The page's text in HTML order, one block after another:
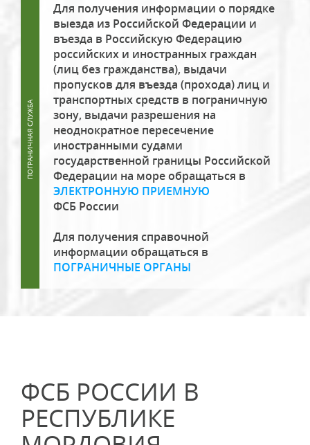
Для получения информации о порядке
выезда из Российской Федерации и
въезда в Российскую Федерацию
российских и иностранных граждан
(лиц без гражданства), выдачи
пропусков для въезда (прохода) лиц и
транспортных средств в пограничную
зону, выдачи разрешения на
неоднократное пересечение
иностранными судами
государственной границы Российской
Федерации на море обращаться в
ЭЛЕКТРОННУЮ ПРИЕМНУЮ
ФСБ России
Для получения справочной
информации обращаться в
ПОГРАНИЧНЫЕ ОРГАНЫ
ФСБ РОССИИ В
РЕСПУБЛИКЕ